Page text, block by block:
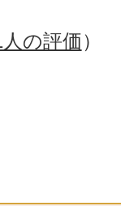
人の評価）